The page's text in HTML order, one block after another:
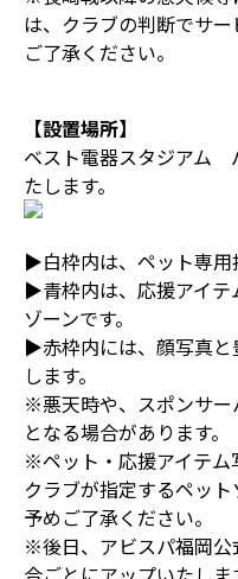
は、クラブの判断でサ
ご了承ください。
【設置場所】
ベスト電器スタジアム
たします。
▶白枠内は、ペット専用
▶青枠内は、応援アイテ
ゾーンです。
▶赤枠内には、顔写真と
します。
※悪天時や、スポンサ
となる場合があります。
※ペット・応援アイテム
クラブが指定するペット
予めご了承ください。
※後日、アビスパ福岡公